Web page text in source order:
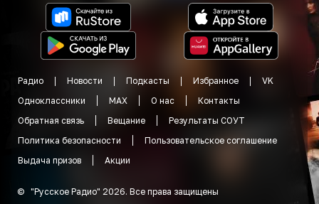
Радио Новости Подкасты Избранное
VK
Одноклассники
MAX О нас
Контакты
Обратная связь
Вещание
Результаты СОУТ
Политика безопасности
Пользовательское соглашение
Выдача призов
Акции
© "Русское Радио" 2026. Все права защищены